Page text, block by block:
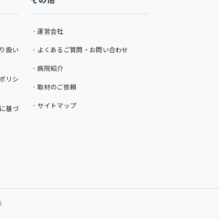
扱い
リシ
基づ
運営会社
よくあるご質問・お問い合わせ
病院紹介
取材のご依頼
サイトマップ